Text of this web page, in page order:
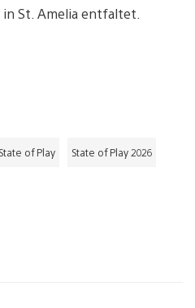
St. Amelia entfaltet.
State of Play State of Play 2026